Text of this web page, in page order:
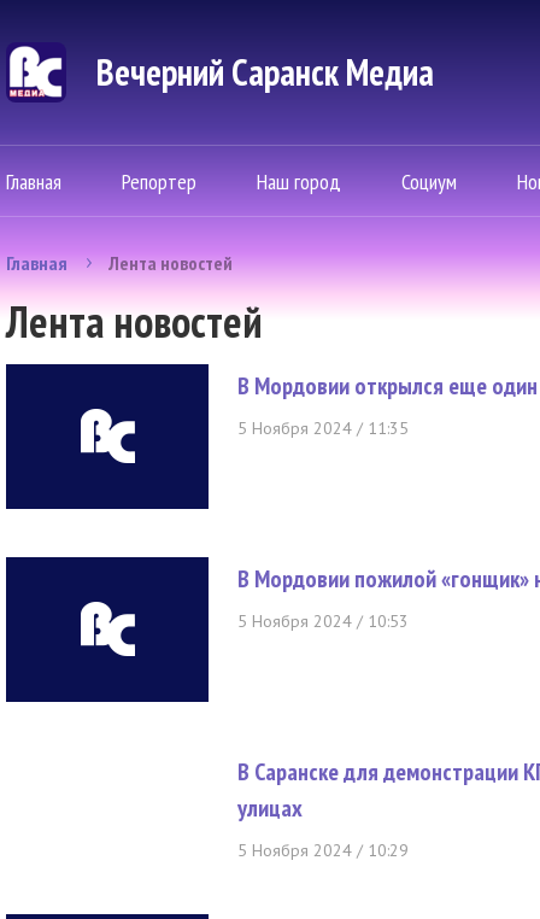
Вечерний Саранск Mедиа
Главная Репортер Наш город Социум
Главная Лента новостей
Лента новостей
В Мордовии открылся еще
5 Ноября 2024 / 11:35
В Мордовии пожилой «гонщик»
5 Ноября 2024 / 10:53
В Саранске для демонстрации
улицах
5 Ноября 2024 / 10:29